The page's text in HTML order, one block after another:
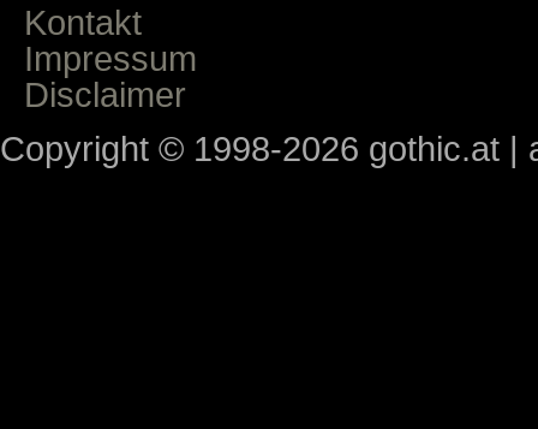
Kontakt
Impressum
Disclaimer
Copyright © 1998-2026 gothic.at |